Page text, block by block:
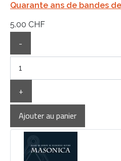
Quarante ans de bandes
5.00 CHF
-
+